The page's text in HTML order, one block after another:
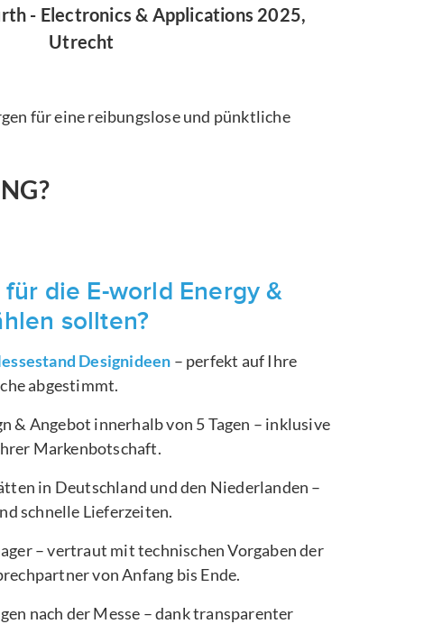
- Electronics & Applications 2025,
Utrecht
für eine reibungslose und pünktliche
die E-world Energy &
sollten?
Designideen – perfekt auf Ihre
abgestimmt.
& Angebot innerhalb von 5 Tagen – inklusive
Markenbotschaft.
in Deutschland und den Niederlanden –
schnelle Lieferzeiten.
– vertraut mit technischen Vorgaben der
von Anfang bis Ende.
nach der Messe – dank transparenter